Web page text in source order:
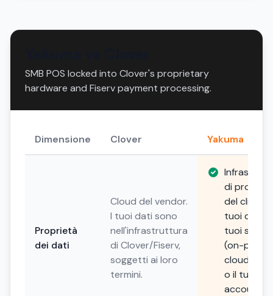
SMB POS locked into Clover's proprietary
hardware and Fiserv payment processing.
Dimensione Clover Yakuma
Proprietà
dei dati
Cloud del vendor.
I tuoi dati sono
nell'infrastruttura
di Clover/Fiserv,
soggetti ai loro
termini.
di
del cliente.
tuoi dati, i
tuoi server
(on-
cloud
o il tuo
account